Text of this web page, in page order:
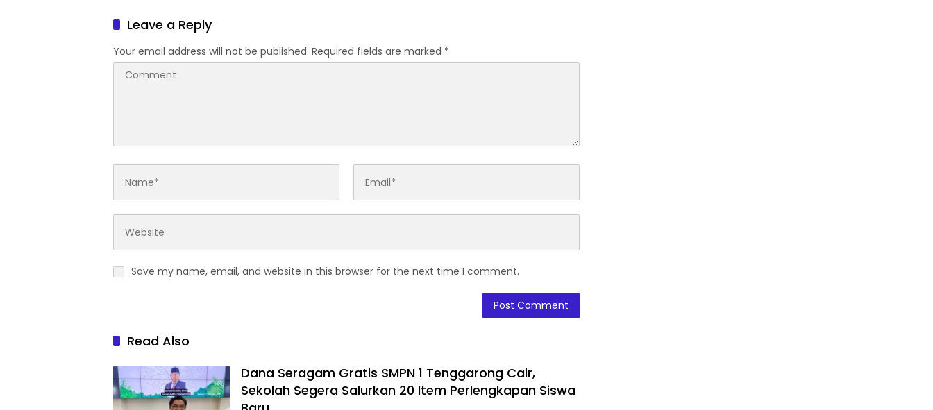
Leave a Reply
Your email address will not be published. Required fields are marked *
Save my name, email, and website in this browser for the next time I comment.
Read Also
Dana Seragam Gratis SMPN 1 Tenggarong Cair,
Sekolah Segera Salurkan 20 Item Perlengkapan Siswa